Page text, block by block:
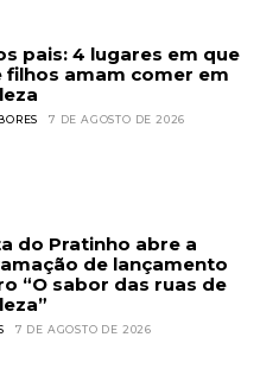
pais: 4 lugares em que
filhos amam comer em
7 DE AGOSTO DE 2026
do Pratinho abre a
de lançamento
“O sabor das ruas de
7 DE AGOSTO DE 2026